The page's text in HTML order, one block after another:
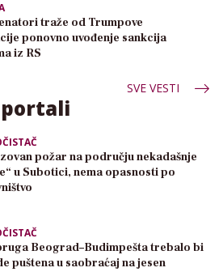
traže od Trumpove
ponovno uvođenje sankcija
iz RS
SVE VESTI
požar na području nekadašnje
u Subotici, nema opasnosti po
Beograd–Budimpešta trebalo bi
puštena u saobraćaj na jesen